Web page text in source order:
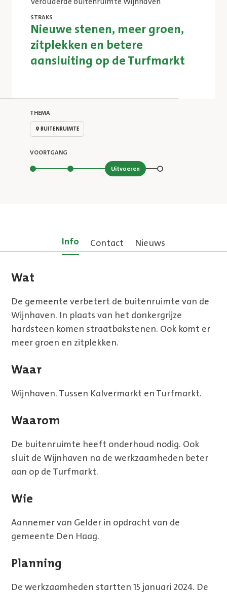
STRAKS
Nieuwe stenen, meer groen,
zitplekken en betere
aansluiting op de Turfmarkt
THEMA
BUITENRUIMTE
VOORTGANG
Stap 3 van 4
Uitvoeren
Info Contact Nieuws
Wat
De gemeente verbetert de buitenruimte van de
Wijnhaven. In plaats van het donkergrijze
hardsteen komen straatbakstenen. Ook komt er
meer groen en zitplekken.
Waar
Wijnhaven. Tussen Kalvermarkt en Turfmarkt.
Waarom
De buitenruimte heeft onderhoud nodig. Ook
sluit de Wijnhaven na de werkzaamheden beter
aan op de Turfmarkt.
Wie
Aannemer van Gelder in opdracht van de
gemeente Den Haag.
Planning
De werkzaamheden startten 15 januari 2024. De